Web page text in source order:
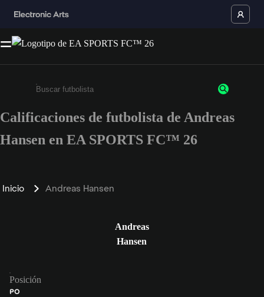
Ingresa un mínimo de 3 caracteres o números
Calificaciones de futbolista de Andreas
Hansen en EA SPORTS FC™ 26
Inicio Andreas Hansen
Andreas
Hansen
Posición
PO